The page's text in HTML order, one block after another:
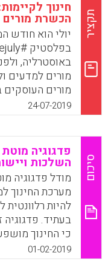
הספר היסודיים
הלמידה הניידת
מסיבות שונות.
תקציר
חינוך
הכשרת מורים
יולי הוא חודש
באוסטרליה,
מורים למדעים
מורים
התבקשו
מתייחסים
ולכתוב
התבקשו
השפעת האתגר
24-07-2019
סיכום
פדגוגיה
השלכות
מודל פדגוגיה
מערכת החינוך
להיות
בעתיד.
כי החינוך
פועל בה וכי
יחידת
01-02-2019